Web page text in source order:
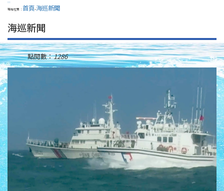
:::
現在位置： 首頁>海巡新聞
海巡新聞
點閱數：1286